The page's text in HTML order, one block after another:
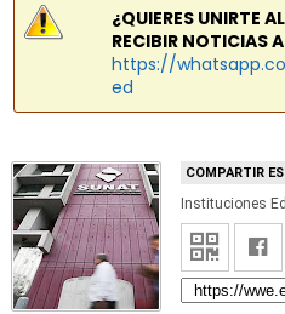
¿QUIERES UNIRTE
RECIBIR NOTICIAS
https://
ed
COMPARTIR